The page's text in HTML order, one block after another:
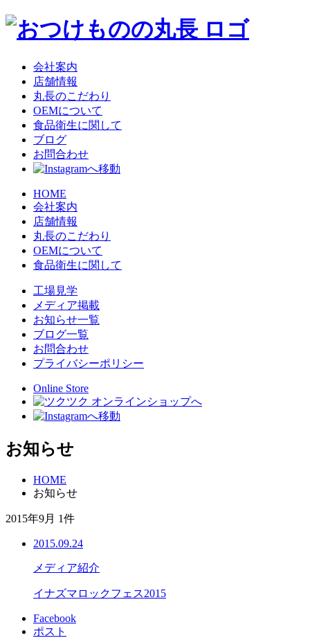
会社案内
店舗情報
丸長のこだわり
OEMについて
食品衛生に関して
ブログ
お問合わせ
HOME
会社案内
店舗情報
丸長のこだわり
OEMについて
食品衛生に関して
工場見学
メディア掲載
お知らせ一覧
ブログ一覧
お問合わせ
プライバシーポリシー
Online Store
お知らせ
HOME
お知らせ
2015年9月 1件
2015.09.24
メディア紹介
イナズマロックフェス2015
Facebook
ポスト